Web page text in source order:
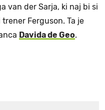
van der Sarja, ki naj bi si
Ferguson. Ta je
Davida de Geo.